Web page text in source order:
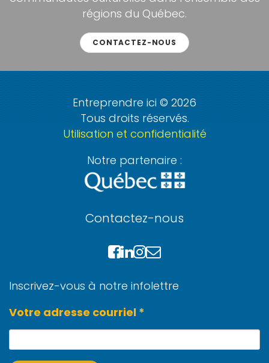
régions du Québec.
CONTACTEZ-NOUS
Entreprendre ici © 2026
Tous droits réservés.
Utilisation et confidentialité
Notre partenaire :
Contactez-nous
Inscrivez-vous à notre infolettre
Votre adresse courriel *